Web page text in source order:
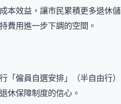
本效益，讓市民累積更多退休儲
費用進一步下調的空間。
「僱員自選安排」（半自由行）
休保障制度的信心。